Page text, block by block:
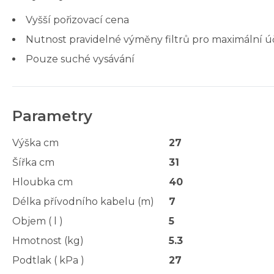
Vyšší pořizovací cena
Nutnost pravidelné výměny filtrů pro maximální
Pouze suché vysávání
Parametry
Výška cm
27
Šířka cm
31
Hloubka cm
40
Délka přívodního kabelu (m)
7
Objem ( l )
5
Hmotnost (kg)
5.3
Podtlak ( kPa )
27